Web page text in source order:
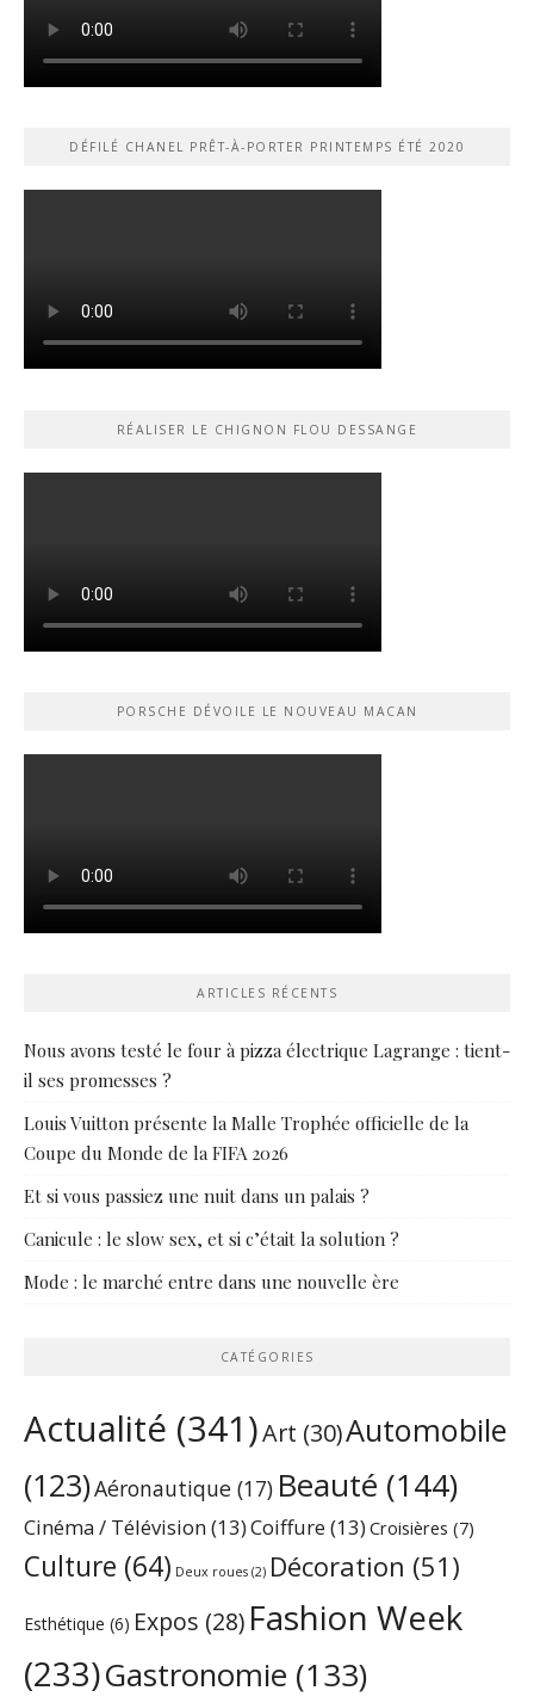
DÉFILÉ CHANEL PRÊT-À-PORTER PRINTEMPS ÉTÉ 2020
RÉALISER LE CHIGNON FLOU DESSANGE
PORSCHE DÉVOILE LE NOUVEAU MACAN
ARTICLES RÉCENTS
Nous avons testé le four à pizza électrique Lagrange : tient-
il ses promesses ?
Louis Vuitton présente la Malle Trophée officielle de la
Coupe du Monde de la FIFA 2026
Et si vous passiez une nuit dans un palais ?
Canicule : le slow sex, et si c’était la solution ?
Mode : le marché entre dans une nouvelle ère
CATÉGORIES
Actualité (341)Art (30)Automobile
(123)Aéronautique (17) Beauté (144)
Cinéma / Télévision(13)Coiffure(13) Croisières (7)
Culture (64) Deux roues (2) Décoration (51)
Esthétique (6) Expos (28) Fashion Week
(233)Gastronomie (133)